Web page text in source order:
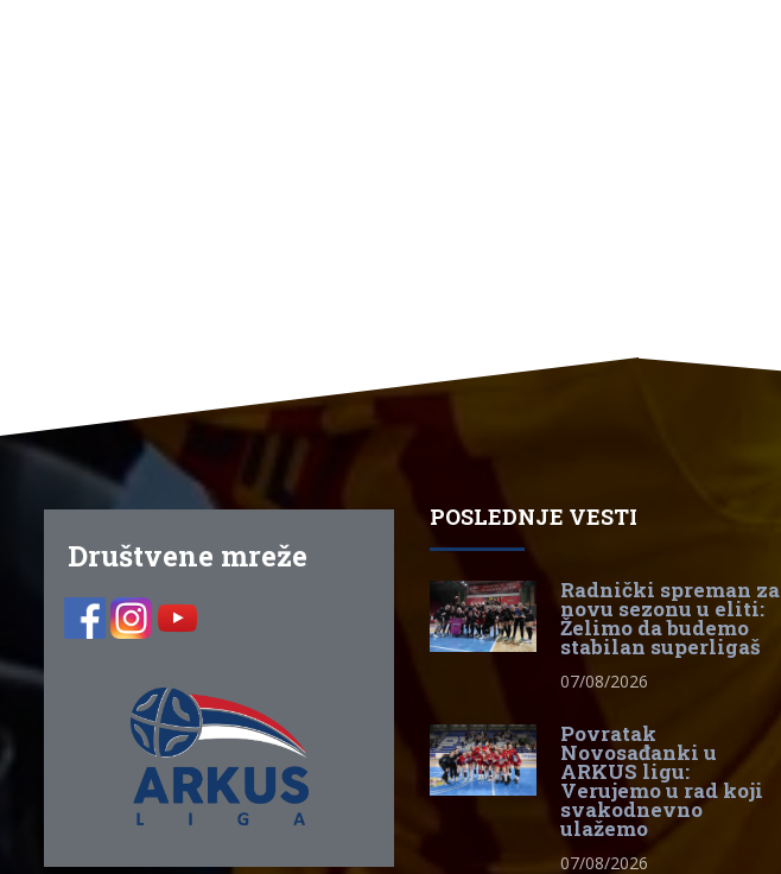
Društvene mreže
POSLEDNJE VESTI
Radnički spreman za
novu sezonu u eliti:
Želimo da budemo
stabilan superligaš
07/08/2026
Povratak
Novosađanki u
ARKUS ligu:
Verujemo u rad koji
svakodnevno
ulažemo
07/08/2026